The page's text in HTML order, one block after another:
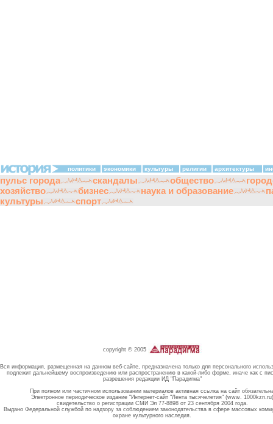
политики экономики культуры религии архитектуры
пульс города скандалы общество
хозяйство
бизнес наука и образование
культуры
спорт
copyright © 2005
Вся информация, размещенная на данном веб-сайте, предназначена только для персонального
подлежит дальнейшему воспроизведению или распространению в какой-либо форме, иначе как с
разрешения редакции ИД "Парадигма"
При полном или частичном использовании материалов активная ссылка на сайт
Электронное периодическое издание "Интернет-сайт "Лента тысячелетия" (www. 1000kzn.ru)
свидетельство о регистрации СМИ Эл 77-8898 от 23 сентября 2004 года.
Выдано Федеральной службой по надзору за соблюдением законодательства в сфере массовых
охране культурного наследия.